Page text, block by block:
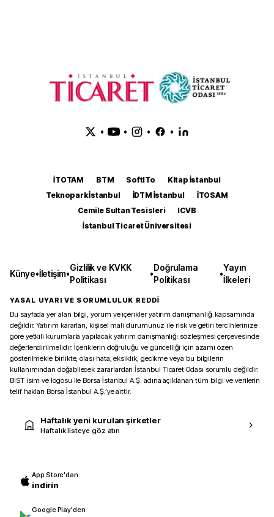
• • • •
İTOTAM BTM SoftITo
Kitap İstanbul
Teknopark İstanbul
İDTM İstanbul
İTOSAM
Cemile Sultan Tesisleri
ICVB
İstanbul Ticaret Üniversitesi
Künye•İletişim•
Gizlilik ve KVKK
Politikası
•
Doğrulama
Politikası
•
Yayın
İlkeleri
YASAL UYARI VE SORUMLULUK REDDİ
Bu sayfada yer alan bilgi, yorum ve içerikler yatırım danışmanlığı kapsamında
değildir. Yatırım kararları, kişisel mali durumunuz ile risk ve getiri tercihlerinize
göre yetkili kurumlarla yapılacak yatırım danışmanlığı sözleşmesi çerçevesinde
değerlendirilmelidir. İçeriklerin doğruluğu ve güncelliği için azami özen
gösterilmekle birlikte, olası hata, eksiklik, gecikme veya bu bilgilerin
kullanımından doğabilecek zararlardan İstanbul Ticaret Odası sorumlu değildir.
BIST isim ve logosu ile Borsa İstanbul A.Ş. adına açıklanan tüm bilgi ve verilerin
telif hakları Borsa İstanbul A.Ş.’ye aittir.
Haftalık yeni kurulan şirketler
Haftalık listeye göz atın
App Store'dan
indirin
Google Play'den